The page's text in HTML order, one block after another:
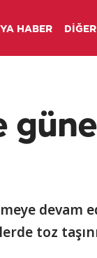
HABER DİĞER
devam
toz